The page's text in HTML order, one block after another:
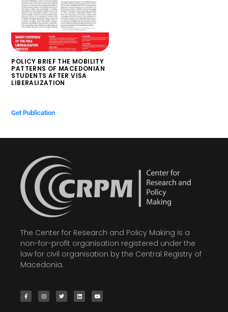
POLICY BRIEF THE MOBILITY
PATTERNS OF MACEDONIAN
STUDENTS AFTER VISA
LIBERALIZATION
Get Publication
The Center for Research and Policy Making is a
non-for-profit organisation registered under the
law for civil organisation by the Central Registry of
Macedonia.